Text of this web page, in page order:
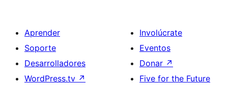
Aprender
Soporte
Desarrolladores
WordPress.tv ↗
Involúcrate
Eventos
Donar ↗
Five for the Future